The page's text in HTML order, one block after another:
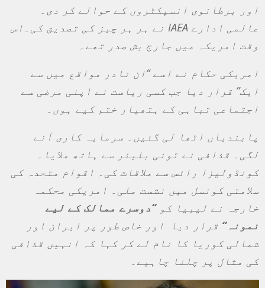
اور برطانوی انسپکٹروں کے حوالے کر دی۔
عالمی ادارے
نے ہر ہر چیز کی تصدیق کی۔ اس
وقت امریکہ میں جارج بش صدر تھے۔
امریکی حکام نے اسے “ان نادر مواقع میں سے
ایک” قرار دیا جب کسی ریاست نے اپنی مرضی سے
اجتماعی تباہی کے ہتھیار ختم کیے ہوں۔
پابندیاں اٹھا لی گئیں۔ سرمایہ کاری آنے
لگی۔ قذافی نے ٹونی بلیئر سے ہاتھ ملایا۔
کونڈولیزا رائس سے ملاقات کی۔ اقوام متحدہ کی
سلامتی کونسل میں نشست ملی۔ امریکی محکمہ
خارجہ نے لیبیا کو“دوسرے ممالک کے لیے
نمونہ“ قرار دیا اور خاص طور پر ایران اور
شمالی کوریا کا نام لے کر کہا کہ انہیں قذافی
کی مثال پر چلنا چاہیے۔